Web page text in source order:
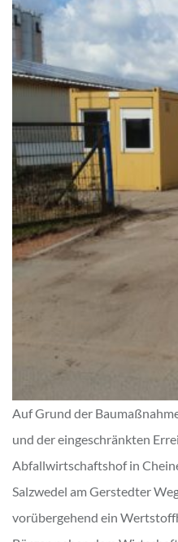
Auf Grund der
und der eingeschränkten
Abfallwirtschaftshof in
Salzwedel am Gerstedter
vorübergehend ein